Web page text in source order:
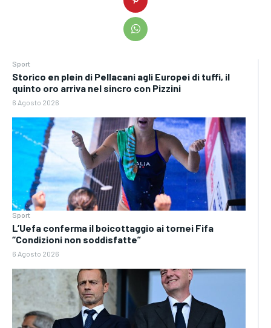
Sport
Storico en plein di Pellacani agli Europei di tuffi, il
quinto oro arriva nel sincro con Pizzini
6 Agosto 2026
Sport
L’Uefa conferma il boicottaggio ai tornei Fifa
“Condizioni non soddisfatte”
6 Agosto 2026